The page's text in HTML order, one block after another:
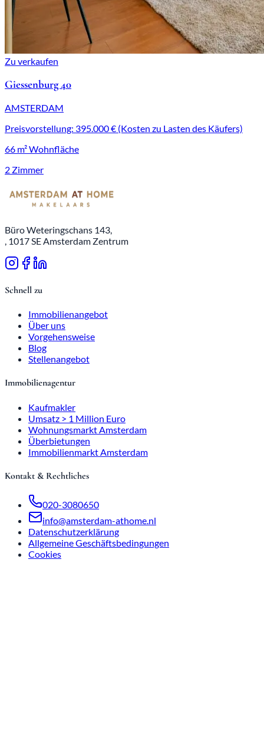
Zu verkaufen
Giessenburg 40
AMSTERDAM
Preisvorstellung: 395.000 € (Kosten zu Lasten des Käufers)
66 m² Wohnfläche
2 Zimmer
Büro Weteringschans 143,
, 1017 SE Amsterdam Zentrum
Schnell zu
Immobilienangebot
Über uns
Vorgehensweise
Blog
Stellenangebot
Immobilienagentur
Kaufmakler
Umsatz > 1 Million Euro
Wohnungsmarkt Amsterdam
Überbietungen
Immobilienmarkt Amsterdam
Kontakt & Rechtliches
020-3080650
info@amsterdam-athome.nl
Datenschutzerklärung
Allgemeine Geschäftsbedingungen
Cookies